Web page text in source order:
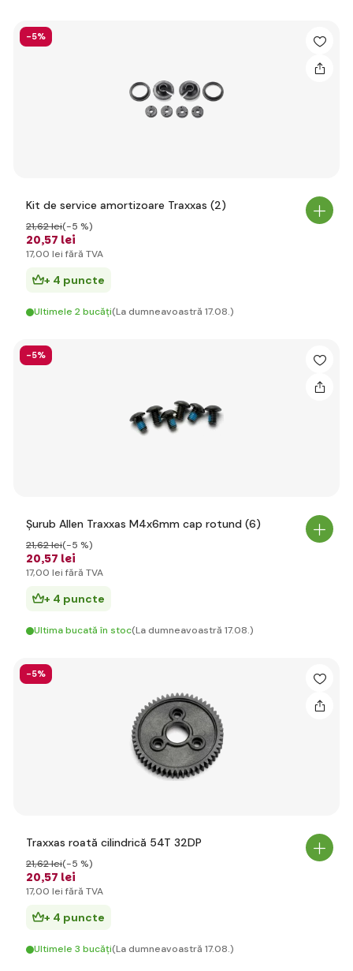
-5%
Kit de service amortizoare Traxxas (2)
20,57 lei
21,62 lei(-5 %)
17,00 lei fără TVA
+ 4 puncte
Ultimele 2 bucăți(La dumneavoastră 17.08.)
-5%
Șurub Allen Traxxas M4x6mm cap rotund (6)
20,57 lei
21,62 lei(-5 %)
17,00 lei fără TVA
+ 4 puncte
Ultima bucată în stoc(La dumneavoastră 17.08.)
-5%
Traxxas roată cilindrică 54T 32DP
20,57 lei
21,62 lei(-5 %)
17,00 lei fără TVA
+ 4 puncte
Ultimele 3 bucăți(La dumneavoastră 17.08.)